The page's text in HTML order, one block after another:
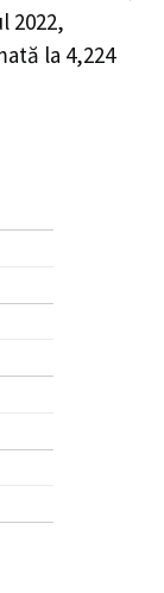
2022,
la 4,224